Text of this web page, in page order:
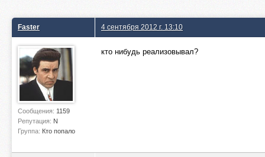
Faster
Сообщения: 1159
Репутация: N
Группа: Кто попало
4 сентября 2012 г. 13:10
кто нибудь реализовывал?